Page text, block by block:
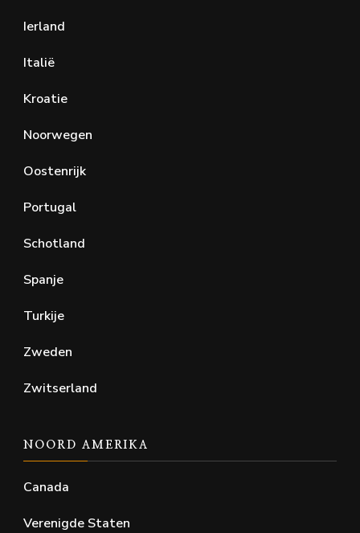
Ierland
Italië
Kroatie
Noorwegen
Oostenrijk
Portugal
Schotland
Spanje
Turkije
Zweden
Zwitserland
NOORD AMERIKA
Canada
Verenigde Staten